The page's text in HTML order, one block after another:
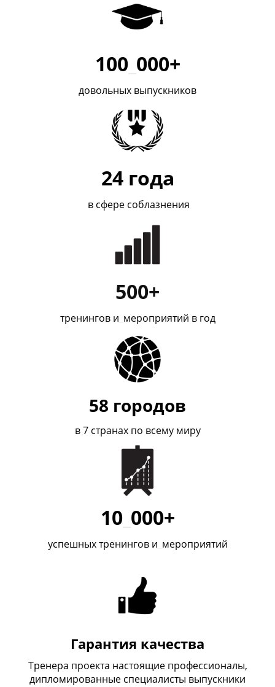
100_ 000+
довольных выпускников
24 года
в сфере соблазнения
500+
тренингов и мероприятий в год
58 городов
в 7 странах по всему миру
10_ 000+
успешных тренингов и мероприятий
Гарантия качества
Тренера проекта настоящие профессионалы,
дипломированные специалисты выпускники